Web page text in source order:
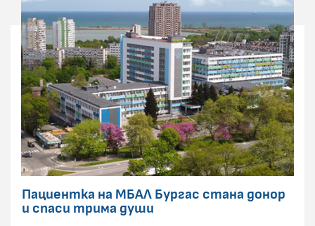
Пациентка на МБАЛ Бургас стана донор
и спаси трима души